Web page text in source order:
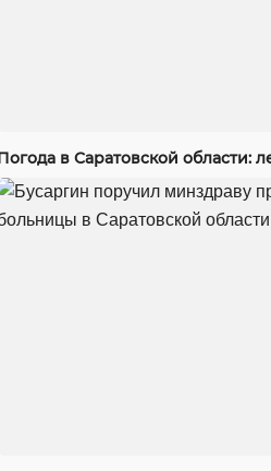
в Саратовской области: